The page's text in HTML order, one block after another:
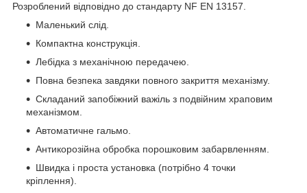
Розроблений відповідно до стандарту NF EN 13157.
Маленький слід.
Компактна конструкція.
Лебідка з механічною передачею.
Повна безпека завдяки повного закриття механізму.
Складаний запобіжний важіль з подвійним храповим
механізмом.
Автоматичне гальмо.
Антикорозійна обробка порошковим забарвленням.
Швидка і проста установка (потрібно 4 точки
кріплення).